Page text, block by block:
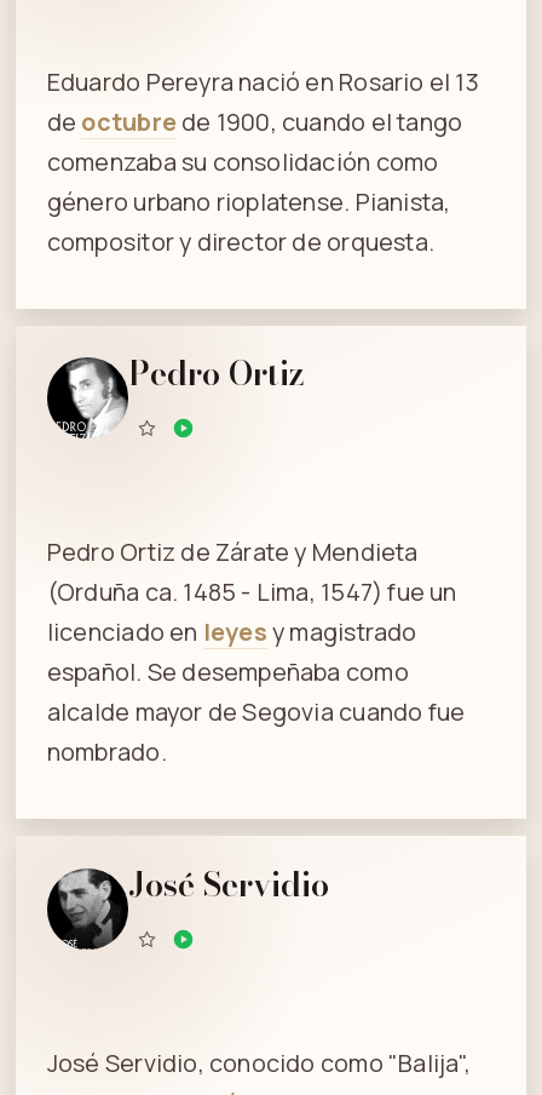
Eduardo Pereyra nació en Rosario el 13
de octubre de 1900, cuando el tango
comenzaba su consolidación como
género urbano rioplatense. Pianista,
compositor y director de orquesta.
Pedro Ortiz
Pedro Ortiz de Zárate y Mendieta
(Orduña ca. 1485 - Lima, 1547) fue un
licenciado en leyesy magistrado
español. Se desempeñaba como
alcalde mayor de Segovia cuando fue
nombrado.
José Servidio
José Servidio, conocido como "Balija",